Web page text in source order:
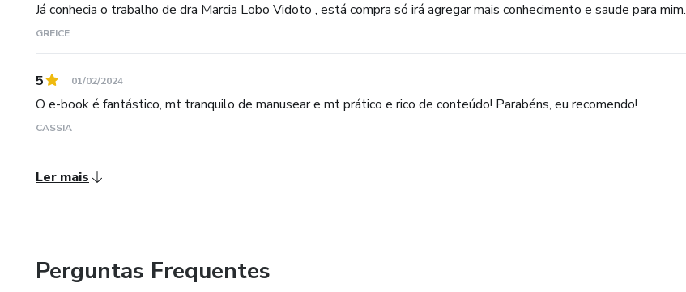
Já conhecia o trabalho de dra Marcia Lobo Vidoto , está compra só irá agregar mais conhecimento e saude para mim.
GREICE
5 01/02/2024
O e-book é fantástico, mt tranquilo de manusear e mt prático e rico de conteúdo! Parabéns, eu recomendo!
CASSIA
Ler mais
Perguntas Frequentes